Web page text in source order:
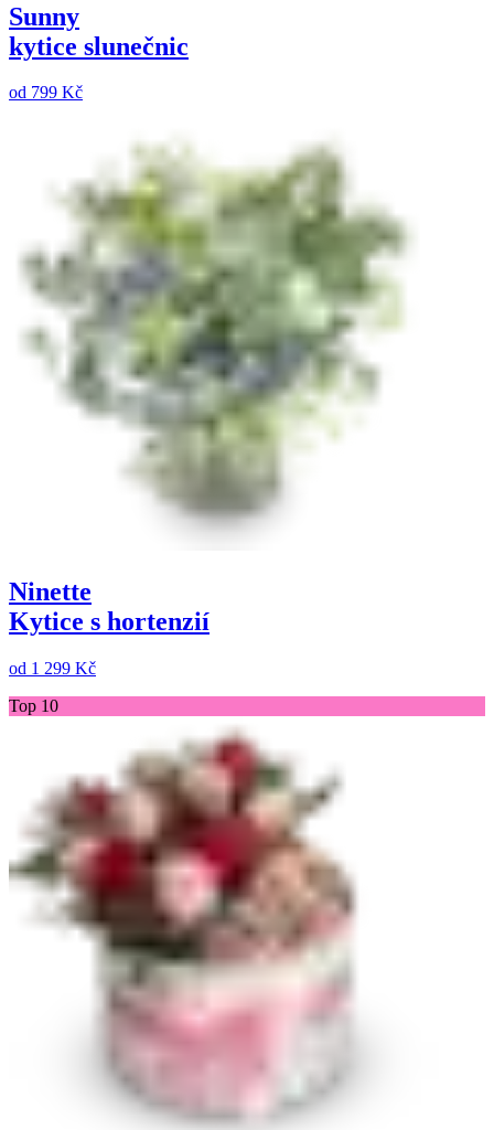
Sunny
kytice slunečnic
od 799 Kč
Ninette
Kytice s hortenzií
od 1 299 Kč
Top 10